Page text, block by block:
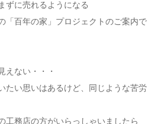
ずに売れるようになる
「百年の家」プロジェクトのご案内で
えない・・・
たい思いはあるけど、同じような苦労
工務店の方がいらっしゃいましたら